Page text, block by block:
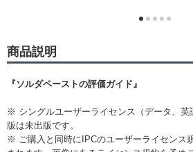
商品説明
『ソルダペーストの評価ガイド』
※ シングルユーザーライセンス（データ、英
版は未出版です。
※ ご購入と同時にIPCのユーザーライセンス